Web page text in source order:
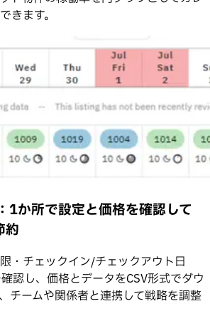
きます。
1か所で設定と価格を確認して
約
・チェックイン/チェックアウト日
確認し、価格とデータをCSV形式でダウ
チームや関係者と連携して戦略を調整